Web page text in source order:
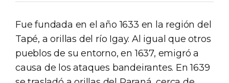
Fue fundada en el año 1633 en la región del
Tapé, a orillas del río Igay. Al igual que otros
pueblos de su entorno, en 1637, emigró a
causa de los ataques bandeirantes. En 1639